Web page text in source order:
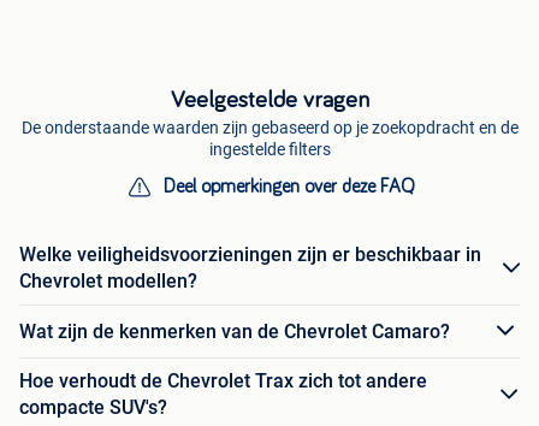
Veelgestelde vragen
De onderstaande waarden zijn gebaseerd op je zoekopdracht en de
ingestelde filters
Deel opmerkingen over deze FAQ
Welke veiligheidsvoorzieningen zijn er beschikbaar in
Chevrolet modellen?
Wat zijn de kenmerken van de Chevrolet Camaro?
Hoe verhoudt de Chevrolet Trax zich tot andere
compacte SUV's?